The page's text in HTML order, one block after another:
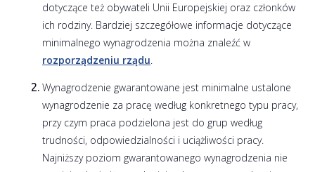
dotyczące też obywateli Unii Europejskiej oraz członków
ich rodziny. Bardziej szczegółowe informacje dotyczące
minimalnego wynagrodzenia można znaleźć w
rozporządzeniu rządu.
Wynagrodzenie gwarantowane jest minimalne ustalone
wynagrodzenie za pracę według konkretnego typu pracy,
przy czym praca podzielona jest do grup według
trudności, odpowiedzialności i uciążliwości pracy.
Najniższy poziom gwarantowanego wynagrodzenia nie